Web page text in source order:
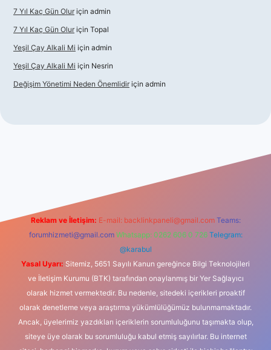
7 Yıl Kaç Gün Olur için admin
7 Yıl Kaç Gün Olur için Topal
Yeşil Çay Alkali Mi için admin
Yeşil Çay Alkali Mi için Nesrin
Değişim Yönetimi Neden Önemlidir için admin
Reklam ve İletişim: E-mail: backlinkpaneli@gmail.com Teams:
forumhizmeti@gmail.com Whatsapp: 0262 606 0 726 Telegram:
@karabul
Yasal Uyarı: Sitemiz, 5651 Sayılı Kanun gereğince Bilgi Teknolojileri
ve İletişim Kurumu (BTK) tarafından onaylanmış bir Yer Sağlayıcı
olarak hizmet vermektedir. Bu nedenle, sitedeki içerikleri proaktif
olarak denetleme veya araştırma yükümlülüğümüz bulunmamaktadır.
Ancak, üyelerimiz yazdıkları içeriklerin sorumluluğunu taşımakta olup,
siteye üye olarak bu sorumluluğu kabul etmiş sayılırlar. Bu internet